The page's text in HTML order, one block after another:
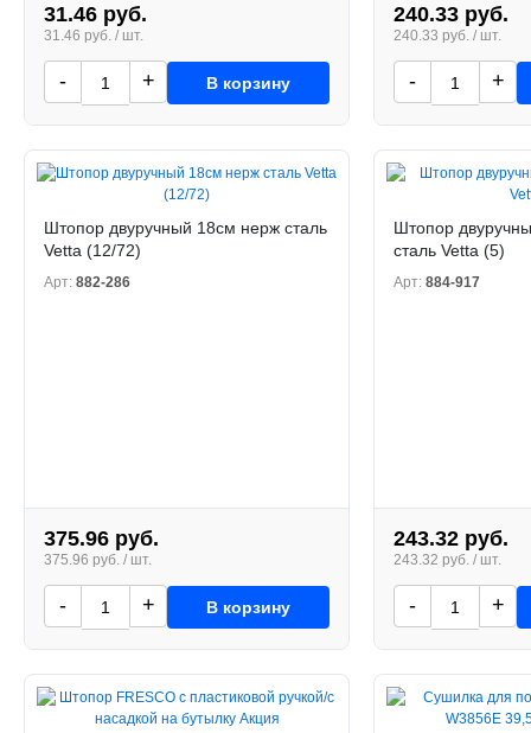
31.46 руб.
31.46 руб. / шт.
- + В корзину
240.33 руб.
240.33 руб. / шт.
- +
Штопор двуручный 18см нерж сталь
Vetta (12/72)
Арт: 882-286
375.96 руб.
375.96 руб. / шт.
- + В корзину
Штопор
сталь Vetta (5)
Арт: 884-917
243.32 руб.
243.32 руб. / шт.
- +